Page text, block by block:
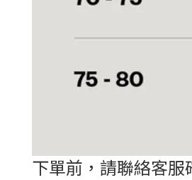
下單前，請聯絡客